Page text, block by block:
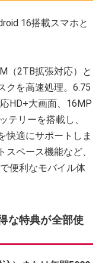
16搭載スマホと
（2TB拡張対応）と
クを高速処理。6.75
HD+大画面、16MP
テリーを搭載し、
快適にサポートしま
ペース機能など、
便利なモバイル体
な特典が全部使